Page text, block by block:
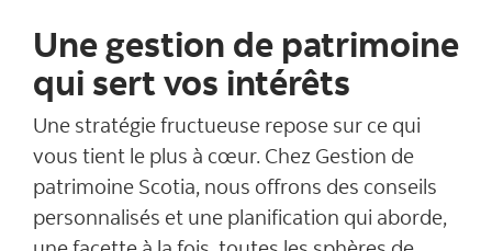
Une gestion de patrimoine
qui sert vos intérêts
Une stratégie fructueuse repose sur ce qui
vous tient le plus à cœur. Chez Gestion de
patrimoine Scotia, nous offrons des conseils
personnalisés et une planification qui aborde,